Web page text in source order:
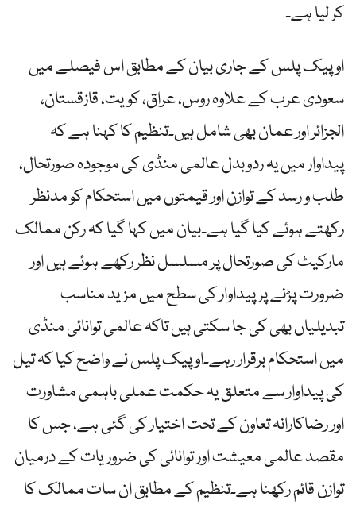
کر لیا ہے۔
اوپیک پلس کے جاری بیان کے مطابق اس فیصلے میں
سعودی عرب کے علاوہ روس، عراق، کویت، قازقستان،
الجزائر اور عمان بھی شامل ہیں۔تنظیم کا کہنا ہے کہ
پیداوار میں یہ ردوبدل عالمی منڈی کی موجودہ صورتحال،
طلب و رسد کے توازن اور قیمتوں میں استحکام کو مدنظر
رکھتے ہوئے کیا گیا ہے۔بیان میں کہا گیا کہ رکن ممالک
مارکیٹ کی صورتحال پر مسلسل نظر رکھے ہوئے ہیں اور
ضرورت پڑنے پر پیداوار کی سطح میں مزید مناسب
تبدیلیاں بھی کی جا سکتی ہیں تاکہ عالمی توانائی منڈی
میں استحکام برقرار رہے۔اوپیک پلس نے واضح کیا کہ تیل
کی پیداوار سے متعلق یہ حکمت عملی باہمی مشاورت
اور رضاکارانہ تعاون کے تحت اختیار کی گئی ہے، جس کا
مقصد عالمی معیشت اور توانائی کی ضروریات کے درمیان
توازن قائم رکھنا ہے۔تنظیم کے مطابق ان سات ممالک کا